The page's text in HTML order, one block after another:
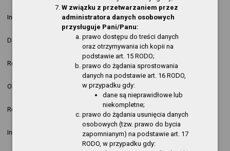
Informacja o działalności
2020-09-18
12:15:52
Krzysztof
Dane teleadresowe
2020-03-10
09:13:47
Paweł Kubiak
Redakcja
2019-07-19
11:32:09
Dyrektor
Biblioteki
Obsługa techniczna
2019-07-19
11:31:20
Stempński
Regulamin organizacyjny
2019-07-01
14:50:34
Paweł Kubiak
Informacja o działalności
2019-06-28
08:42:59
Krzysztof
Kopija
W związku z przetwarzaniem przez
administratora danych osobowych
przysługuje Pani/Panu:
prawo dostępu do treści danych
oraz otrzymywania ich kopii na
podstawie art. 15 RODO;
prawo do żądania sprostowania
danych na podstawie art. 16 RODO,
w przypadku gdy:
dane są nieprawidłowe lub
niekompletne;
prawo do żądania usunięcia danych
osobowych (tzw. prawo do bycia
zapomnianym) na podstawie art. 17
RODO, w przypadku gdy: